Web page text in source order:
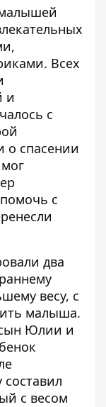
Всех
и
с
о спасении
с
два
весу, с
малыша.
сын Юлии и
с весом